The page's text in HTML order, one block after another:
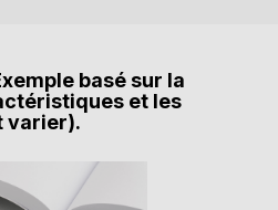
basé sur la
et les
varier).